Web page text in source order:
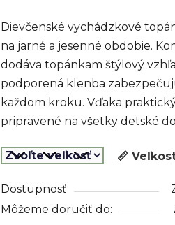
je
5,0
z
5
hviezdičiek.
Dievčenské vychádzkové
na jarné a jesenné obdobie.
dodáva topánkam štýlový
podporená klenba
každom kroku. Vďaka
pripravené na všetky detské
📏
Dostupnosť
Môžeme doručiť do: